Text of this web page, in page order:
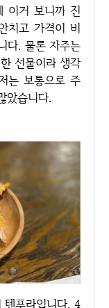
치고 가격이 비
다. 물론 자주는
선물이라 생각
는 보통으로 주
았습니다.